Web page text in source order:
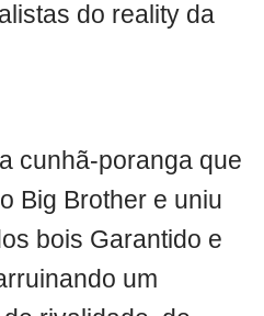
do reality da
cunhã-poranga que
Big Brother e uniu
bois Garantido e
um